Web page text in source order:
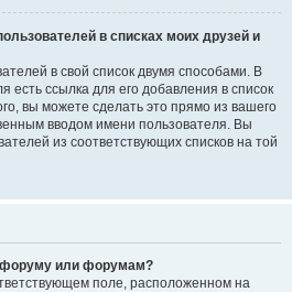
в списках моих друзей и
в свой список двумя способами. В
есть ссылка для его добавления в список
вы можете сделать это прямо из вашего
вводом имени пользователя. Вы
из соответствующих списков на той
форуму или форумам?
поле, расположенном на